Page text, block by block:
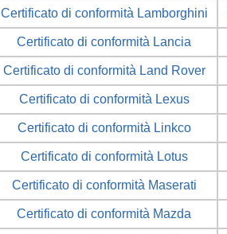
Certificato di conformità Lamborghini
Certificato di conformità Lancia
Certificato di conformità Land Rover
Certificato di conformità Lexus
Certificato di conformità Linkco
Certificato di conformità Lotus
Certificato di conformità Maserati
Certificato di conformità Mazda